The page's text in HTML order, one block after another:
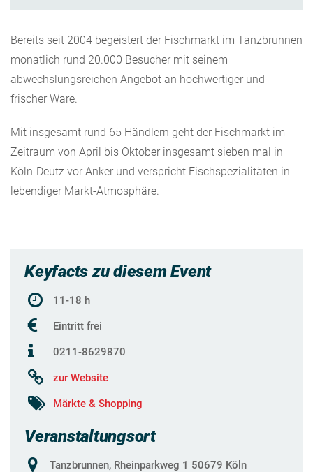
Bereits seit 2004 begeistert der Fischmarkt im Tanzbrunnen
monatlich rund 20.000 Besucher mit seinem
abwechslungsreichen Angebot an hochwertiger und
frischer Ware.
Mit insgesamt rund 65 Händlern geht der Fischmarkt im
Zeitraum von April bis Oktober insgesamt sieben mal in
Köln-Deutz vor Anker und verspricht Fischspezialitäten in
lebendiger Markt-Atmosphäre.
Keyfacts zu diesem Event
11-18 h
Eintritt frei
0211-8629870
zur Website
Märkte & Shopping
Veranstaltungsort
Tanzbrunnen, Rheinparkweg 1 50679 Köln